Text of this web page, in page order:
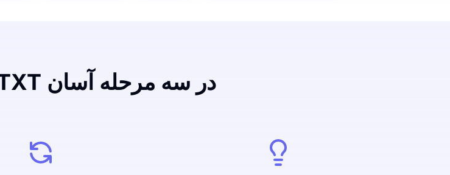
تبدیل MP4 به TXT در سه مرحله آسان